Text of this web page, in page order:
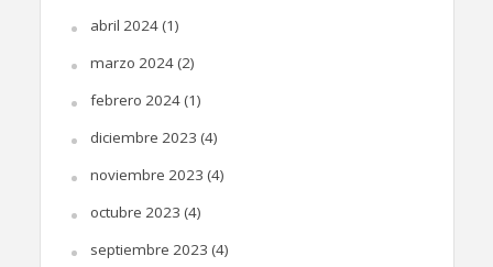
abril 2024(1)
marzo 2024(2)
febrero 2024(1)
diciembre 2023 (4)
noviembre 2023 (4)
octubre 2023 (4)
septiembre 2023 (4)